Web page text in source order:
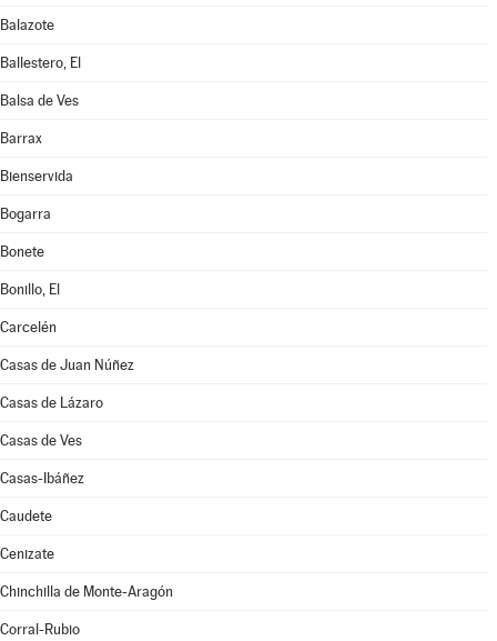
Balazote
Ballestero, El
Balsa de Ves
Barrax
Bienservida
Bogarra
Bonete
Bonillo, El
Carcelén
Casas de Juan Núñez
Casas de Lázaro
Casas de Ves
Casas-Ibáñez
Caudete
Cenizate
Chinchilla de Monte-Aragón
Corral-Rubio